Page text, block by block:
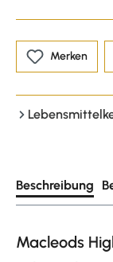
Merken
Beschreibung
Macleods